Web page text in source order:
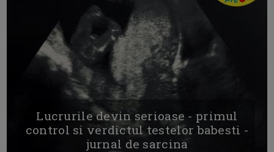
Lucrurile devin serioase - primul
control si verdictul testelor babesti -
jurnal de sarcina